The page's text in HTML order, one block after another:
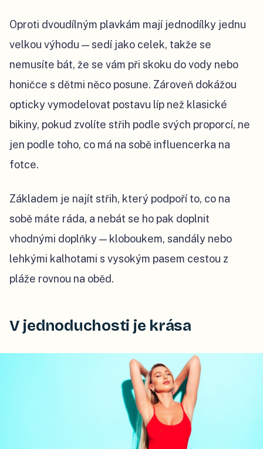
Oproti dvoudílným plavkám mají jednodílky jednu
velkou výhodu — sedí jako celek, takže se
nemusíte bát, že se vám při skoku do vody nebo
honičce s dětmi něco posune. Zároveň dokážou
opticky vymodelovat postavu líp než klasické
bikiny, pokud zvolíte střih podle svých proporcí, ne
jen podle toho, co má na sobě influencerka na
fotce.
Základem je najít střih, který podpoří to, co na
sobě máte ráda, a nebát se ho pak doplnit
vhodnými doplňky — kloboukem, sandály nebo
lehkými kalhotami s vysokým pasem cestou z
pláže rovnou na oběd.
V jednoduchosti je krása